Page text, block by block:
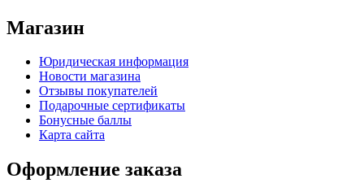
Магазин
Юридическая информация
Новости магазина
Отзывы покупателей
Подарочные сертификаты
Бонусные баллы
Карта сайта
Оформление заказа